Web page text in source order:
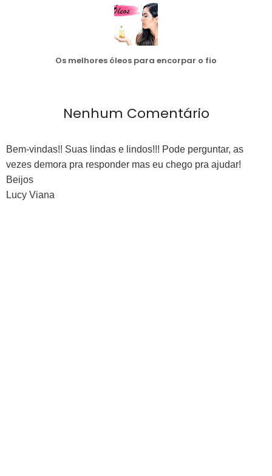
Os melhores óleos para encorpar o fio
Nenhum Comentário
Bem-vindas!! Suas lindas e lindos!!! Pode perguntar, as
vezes demora pra responder mas eu chego pra ajudar!
Beijos
Lucy Viana